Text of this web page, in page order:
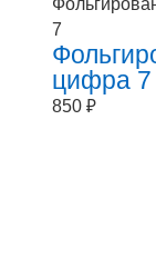
7
цифра 7
850 ₽